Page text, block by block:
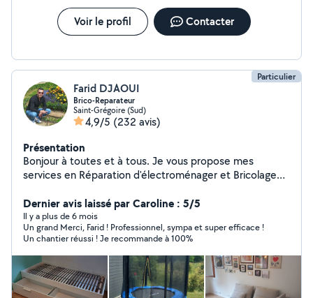
Voir le profil Contacter
Particulier
Farid DJAOUI
Brico-Reparateur
Saint-Grégoire (Sud)
4,9/5 (232 avis)
Présentation
Bonjour à toutes et à tous. Je vous propose mes
services en Réparation d'électroménager et Bricolage
manutention. Je suis très simple et sérieux rigoureux
dynamique et surtout très sociable et raisonnable avec
tout le monde. Pour plus information et conseil n'hésitez
pas à me contacter.
Dernier avis laissé par Caroline : 5/5
Il y a plus de 6 mois
Un grand Merci, Farid ! Professionnel, sympa et super efficace !
Un chantier réussi ! Je recommande à 100%